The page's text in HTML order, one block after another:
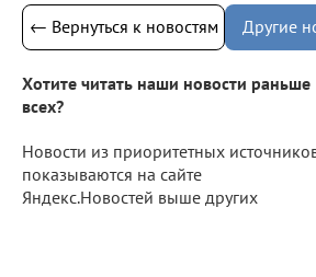
← Вернуться к новостям Другие
Хотите читать наши новости раньше
всех?
Новости из приоритетных
показываются на сайте
Яндекс.Новостей выше других